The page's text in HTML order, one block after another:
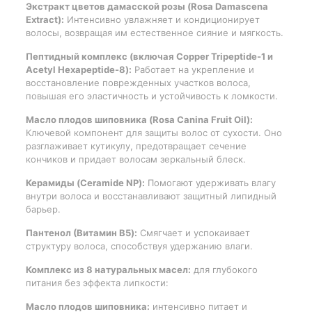
Экстракт цветов дамасской розы (Rosa Damascena
Extract): Интенсивно увлажняет и кондиционирует
волосы, возвращая им естественное сияние и мягкость.
Пептидный комплекс (включая Copper Tripeptide-1 и
Acetyl Hexapeptide-8): Работает на укрепление и
восстановление поврежденных участков волоса,
повышая его эластичность и устойчивость к ломкости.
Масло плодов шиповника (Rosa Canina Fruit Oil):
Ключевой компонент для защиты волос от сухости. Оно
разглаживает кутикулу, предотвращает сечение
кончиков и придает волосам зеркальный блеск.
Керамиды (Ceramide NP): Помогают удерживать влагу
внутри волоса и восстанавливают защитный липидный
барьер.
Пантенол (Витамин B5): Смягчает и успокаивает
структуру волоса, способствуя удержанию влаги.
Комплекс из 8 натуральных масел: для глубокого
питания без эффекта липкости:
Масло плодов шиповника: интенсивно питает и